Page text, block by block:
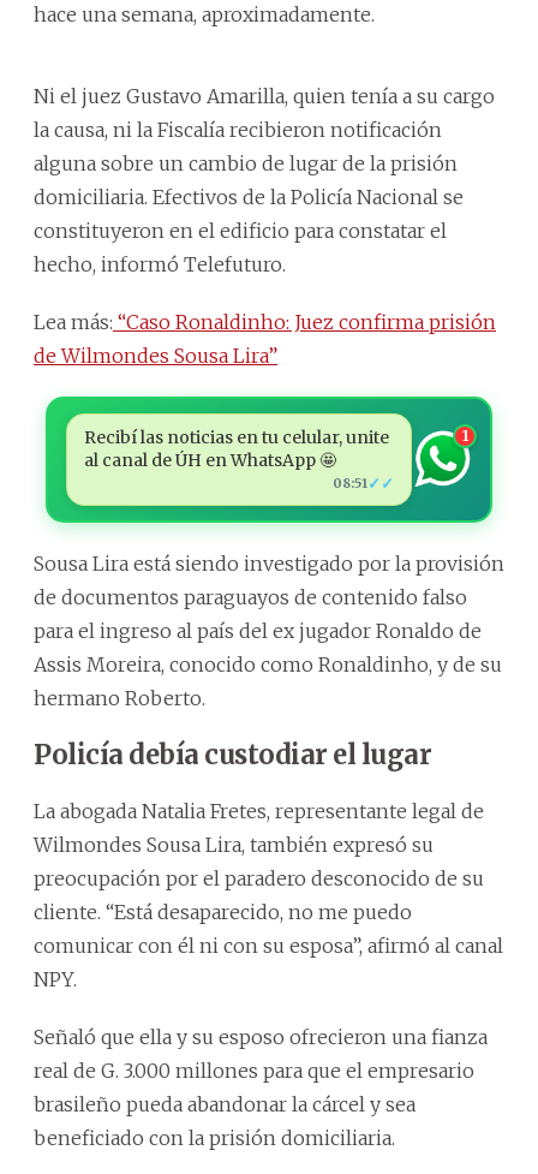
hace una semana, aproximadamente.
Ni el juez Gustavo Amarilla, quien tenía a su cargo
la causa, ni la Fiscalía recibieron notificación
alguna sobre un cambio de lugar de la prisión
domiciliaria. Efectivos de la Policía Nacional se
constituyeron en el edificio para constatar el
hecho, informó Telefuturo.
Lea más: “Caso Ronaldinho: Juez confirma prisión
de Wilmondes Sousa Lira”
Recibí las noticias en tu celular, unite
al canal de ÚH en WhatsApp 🤩
08:51 ✓✓
1
Sousa Lira está siendo investigado por la provisión
de documentos paraguayos de contenido falso
para el ingreso al país del ex jugador Ronaldo de
Assis Moreira, conocido como Ronaldinho, y de su
hermano Roberto.
Policía debía custodiar el lugar
La abogada Natalia Fretes, representante legal de
Wilmondes Sousa Lira, también expresó su
preocupación por el paradero desconocido de su
cliente. “Está desaparecido, no me puedo
comunicar con él ni con su esposa”, afirmó al canal
NPY.
Señaló que ella y su esposo ofrecieron una fianza
real de G. 3.000 millones para que el empresario
brasileño pueda abandonar la cárcel y sea
beneficiado con la prisión domiciliaria.